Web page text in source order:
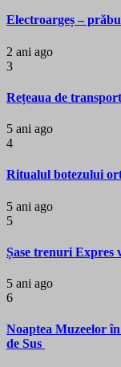
Electroargeș –
2 ani ago
3
Rețeaua de
5 ani ago
4
Ritualul botezului
5 ani ago
5
Șase trenuri Expres
5 ani ago
6
Noaptea Muzeelor
de Sus